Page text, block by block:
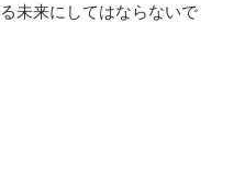
未来にしてはならないで